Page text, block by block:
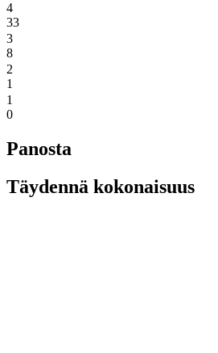
4
33
3
8
2
1
1
0
Panosta
Täydennä kokonaisuus